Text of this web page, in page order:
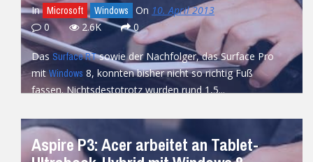
In Microsoft Windows On 10. April 2013
0
2.6K 0
Das Surface RTsowie der Nachfolger, das Surface Pro
mitWindows 8, konnten bisher nicht so richtig Fuß
fassen. Nichtsdestotrotz wurden rund 1,5...
Aspire P3: Acer arbeitet an Tablet-